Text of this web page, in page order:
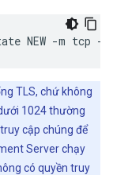
TLS, chứ không
1024 thường
cập chúng để
Server chạy
có quyền truy